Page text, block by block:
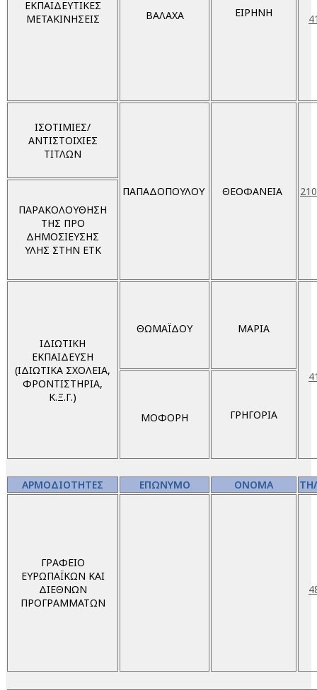
ΕΚΠΑΙΔΕΥΤΙΚΕΣ
ΜΕΤΑΚΙΝΗΣΕΙΣ
ΒΑΛΑΧΑ ΕΙΡΗΝΗ
ΙΣΟΤΙΜΙΕΣ/
ΑΝΤΙΣΤΟΙΧΙΕΣ
ΤΙΤΛΩΝ
ΠΑΠΑΔΟΠΟΥΛΟΥ ΘΕΟΦΑΝΕΙΑ
ΠΑΡΑΚΟΛΟΥΘΗΣΗ
ΤΗΣ ΠΡΟ
ΔΗΜΟΣΙΕΥΣΗΣ
ΥΛΗΣ ΣΤΗΝ ΕΤΚ
ΙΔΙΩΤΙΚΗ
ΕΚΠΑΙΔΕΥΣΗ
(ΙΔΙΩΤΙΚΑ ΣΧΟΛΕΙΑ,
ΦΡΟΝΤΙΣΤΗΡΙΑ,
Κ.Ξ.Γ.)
ΘΩΜΑΪΔΟΥ ΜΑΡΙΑ
ΜΟΦΟΡΗ ΓΡΗΓΟΡΙΑ
ΑΡΜΟΔΙΟΤΗΤΕΣ ΕΠΩΝΥΜΟ ΟΝΟΜΑ
ΓΡΑΦΕΙΟ
ΕΥΡΩΠΑΪΚΩΝ ΚΑΙ
ΔΙΕΘΝΩΝ
ΠΡΟΓΡΑΜΜΑΤΩΝ